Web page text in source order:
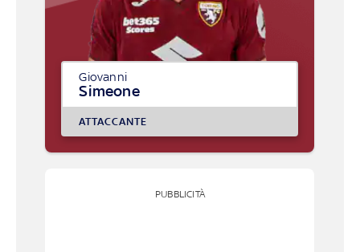
Giovanni
Simeone
ATTACCANTE
PUBBLICITÀ